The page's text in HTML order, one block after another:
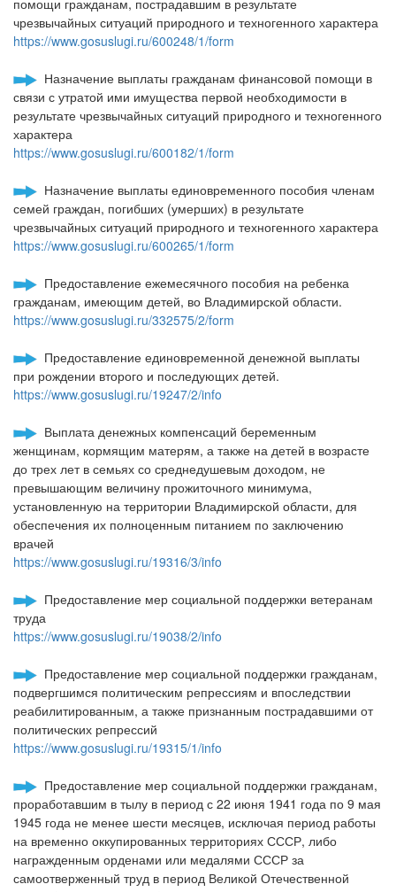
помощи гражданам, пострадавшим в результате
чрезвычайных ситуаций природного и техногенного характера
https://www.gosuslugi.ru/600248/1/form
Назначение выплаты гражданам финансовой помощи в
связи с утратой ими имущества первой необходимости в
результате чрезвычайных ситуаций природного и техногенного
характера
https://www.gosuslugi.ru/600182/1/form
Назначение выплаты единовременного пособия членам
семей граждан, погибших (умерших) в результате
чрезвычайных ситуаций природного и техногенного характера
https://www.gosuslugi.ru/600265/1/form
Предоставление ежемесячного пособия на ребенка
гражданам, имеющим детей, во Владимирской области.
https://www.gosuslugi.ru/332575/2/form
Предоставление единовременной денежной выплаты
при рождении второго и последующих детей.
https://www.gosuslugi.ru/19247/2/info
Выплата денежных компенсаций беременным
женщинам, кормящим матерям, а также на детей в возрасте
до трех лет в семьях со среднедушевым доходом, не
превышающим величину прожиточного минимума,
установленную на территории Владимирской области, для
обеспечения их полноценным питанием по заключению
врачей
https://www.gosuslugi.ru/19316/3/info
Предоставление мер социальной поддержки ветеранам
труда
https://www.gosuslugi.ru/19038/2/info
Предоставление мер социальной поддержки гражданам,
подвергшимся политическим репрессиям и впоследствии
реабилитированным, а также признанным пострадавшими от
политических репрессий
https://www.gosuslugi.ru/19315/1/info
Предоставление мер социальной поддержки гражданам,
проработавшим в тылу в период с 22 июня 1941 года по 9 мая
1945 года не менее шести месяцев, исключая период работы
на временно оккупированных территориях СССР, либо
награжденным орденами или медалями СССР за
самоотверженный труд в период Великой Отечественной